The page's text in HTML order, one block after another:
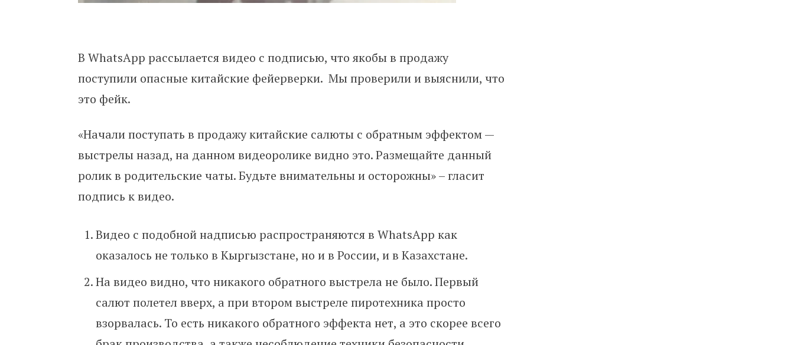
В WhatsApp рассылается видео c подписью, что якобы в продажу
поступили опасные китайские фейерверки. Мы проверили и выяснили, что
это фейк.
«Начали поступать в продажу китайские салюты с обратным эффектом —
выстрелы назад, на данном видеоролике видно это. Размещайте данный
ролик в родительские чаты. Будьте внимательны и осторожны» – гласит
подпись к видео.
Видео с подобной надписью распространяются в WhatsApp как
оказалось не только в Кыргызстане, но и в России, и в Казахстане.
На видео видно, что никакого обратного выстрела не было. Первый
салют полетел вверх, а при втором выстреле пиротехника просто
взорвалась. То есть никакого обратного эффекта нет, а это скорее всего